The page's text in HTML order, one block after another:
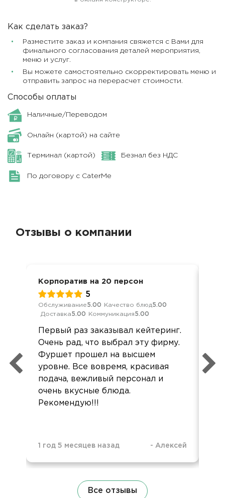
Как сделать заказ?
Разместите заказ и компания свяжется с Вами для
финального согласования деталей мероприятия,
меню и услуг.
Вы можете самостоятельно скорректировать меню и
отправить запрос на перерасчет стоимости.
Способы оплаты
Наличные/Переводом
Онлайн (картой) на сайте
Терминал (картой) Безнал без НДС
По договору с CaterMe
Отзывы о компании
Корпоратив на 20 персон
5
Обслуживание5.00 Качество блюд5.00
Доставка5.00 Коммуникация5.00
Первый раз заказывал кейтеринг.
Очень рад, что выбрал эту фирму.
Фуршет прошел на высшем
уровне. Все вовремя, красивая
подача, вежливый персонал и
очень вкусные блюда.
Рекомендую!!!
1 год 5 месяцев назад - Алексей
Все отзывы